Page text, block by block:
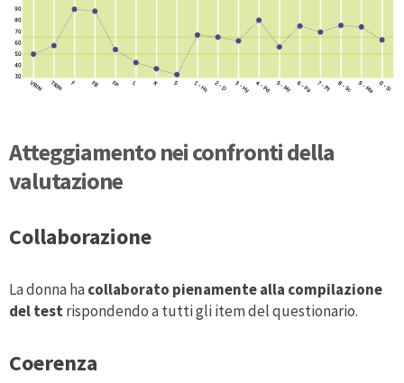
Atteggiamento nei confronti della
valutazione
Collaborazione
La donna hacollaborato pienamente alla compilazione
del testrispondendo a tutti gli item del questionario.
Coerenza